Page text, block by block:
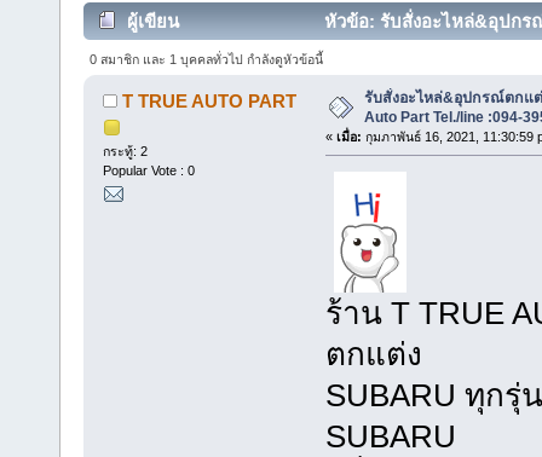
ผู้เขียน
หัวข้อ: รับสั่งอะไหล่&อุปกร
(อ่าน 4677 ครั้ง)
0 สมาชิก และ 1 บุคคลทั่วไป กำลังดูหัวข้อนี้
T TRUE AUTO PART
กระทู้: 2
Popular Vote : 0
รับสั่งอะไหล่&อุปกรณ์ตกแต่
Auto Part Tel./line :094-
« เมื่อ: กุมภาพันธ์ 16, 2021, 11:30:59
ร้าน T TRUE
ตกแต่ง
SUBARU ทุก
SUBARU